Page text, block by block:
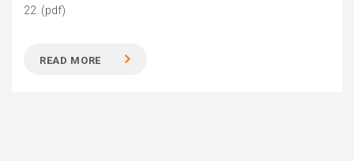
22. (pdf)
READ MORE